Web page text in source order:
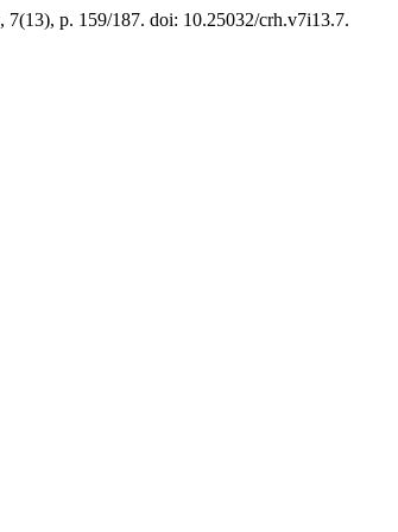
, 7(13), p. 159/187. doi: 10.25032/crh.v7i13.7.